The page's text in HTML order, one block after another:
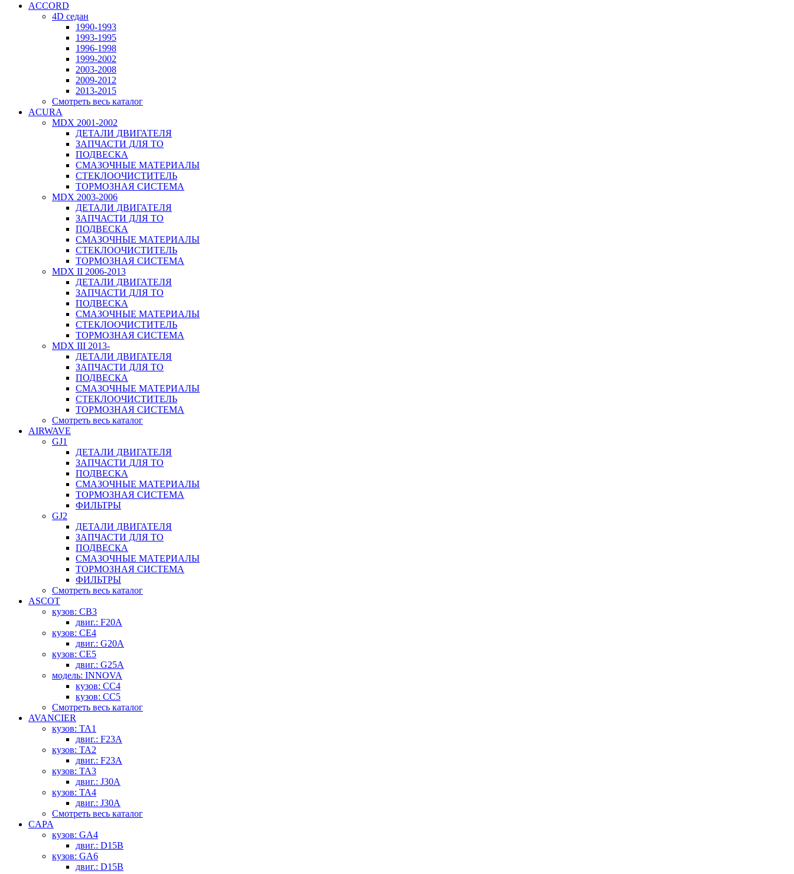
ACCORD
4D седан
1990-1993
1993-1995
1996-1998
1999-2002
2003-2008
2009-2012
2013-2015
Смотреть весь каталог
ACURA
MDX 2001-2002
ДЕТАЛИ ДВИГАТЕЛЯ
ЗАПЧАСТИ ДЛЯ ТО
ПОДВЕСКА
СМАЗОЧНЫЕ МАТЕРИАЛЫ
СТЕКЛООЧИСТИТЕЛЬ
ТОРМОЗНАЯ СИСТЕМА
MDX 2003-2006
ДЕТАЛИ ДВИГАТЕЛЯ
ЗАПЧАСТИ ДЛЯ ТО
ПОДВЕСКА
СМАЗОЧНЫЕ МАТЕРИАЛЫ
СТЕКЛООЧИСТИТЕЛЬ
ТОРМОЗНАЯ СИСТЕМА
MDX II 2006-2013
ДЕТАЛИ ДВИГАТЕЛЯ
ЗАПЧАСТИ ДЛЯ ТО
ПОДВЕСКА
СМАЗОЧНЫЕ МАТЕРИАЛЫ
СТЕКЛООЧИСТИТЕЛЬ
ТОРМОЗНАЯ СИСТЕМА
MDX III 2013-
ДЕТАЛИ ДВИГАТЕЛЯ
ЗАПЧАСТИ ДЛЯ ТО
ПОДВЕСКА
СМАЗОЧНЫЕ МАТЕРИАЛЫ
СТЕКЛООЧИСТИТЕЛЬ
ТОРМОЗНАЯ СИСТЕМА
Смотреть весь каталог
AIRWAVE
GJ1
ДЕТАЛИ ДВИГАТЕЛЯ
ЗАПЧАСТИ ДЛЯ ТО
ПОДВЕСКА
СМАЗОЧНЫЕ МАТЕРИАЛЫ
ТОРМОЗНАЯ СИСТЕМА
ФИЛЬТРЫ
GJ2
ДЕТАЛИ ДВИГАТЕЛЯ
ЗАПЧАСТИ ДЛЯ ТО
ПОДВЕСКА
СМАЗОЧНЫЕ МАТЕРИАЛЫ
ТОРМОЗНАЯ СИСТЕМА
ФИЛЬТРЫ
Смотреть весь каталог
ASCOT
кузов: CB3
двиг.: F20A
кузов: CE4
двиг.: G20A
кузов: CE5
двиг.: G25A
модель: INNOVA
кузов: CC4
кузов: CC5
Смотреть весь каталог
AVANCIER
кузов: TA1
двиг.: F23A
кузов: TA2
двиг.: F23A
кузов: TA3
двиг.: J30A
кузов: TA4
двиг.: J30A
Смотреть весь каталог
CAPA
кузов: GA4
двиг.: D15B
кузов: GA6
двиг.: D15B